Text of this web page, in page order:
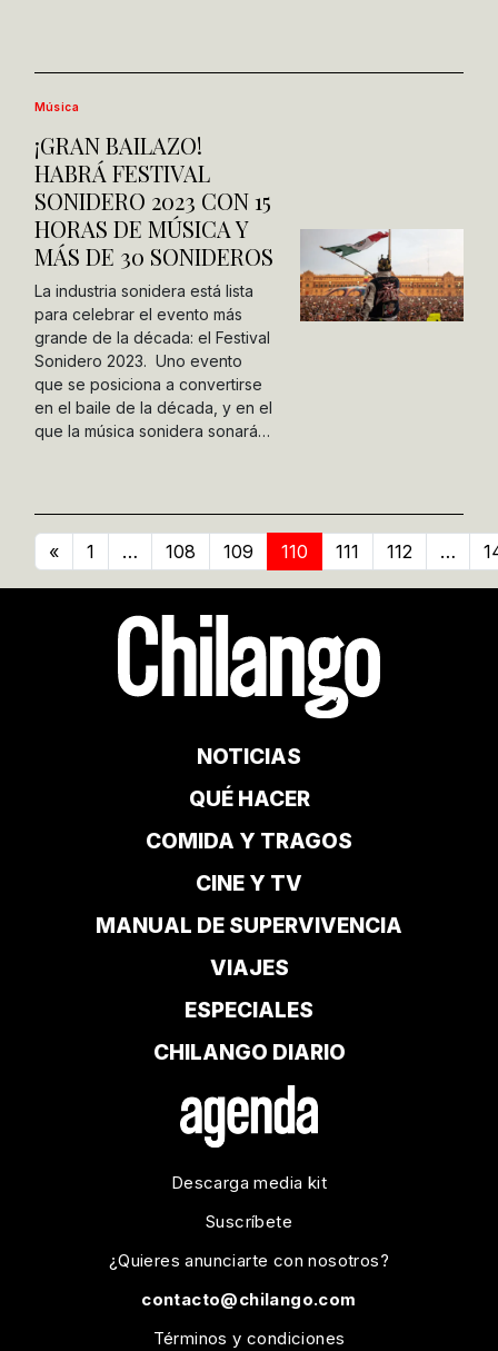
Música
¡GRAN BAILAZO!
HABRÁ FESTIVAL
SONIDERO 2023 CON 15
HORAS DE MÚSICA Y
MÁS DE 30 SONIDEROS
La industria sonidera está lista
para celebrar el evento más
grande de la década: el Festival
Sonidero 2023. Uno evento
que se posiciona a convertirse
en el baile de la década, y en el
que la música sonidera sonará…
« 1 … 108 109 110 111 112 …
NOTICIAS
QUÉ HACER
COMIDA Y TRAGOS
CINE Y TV
MANUAL DE SUPERVIVENCIA
VIAJES
ESPECIALES
CHILANGO DIARIO
Descarga media kit
Suscríbete
¿Quieres anunciarte con nosotros?
contacto@chilango.com
Términos y condiciones